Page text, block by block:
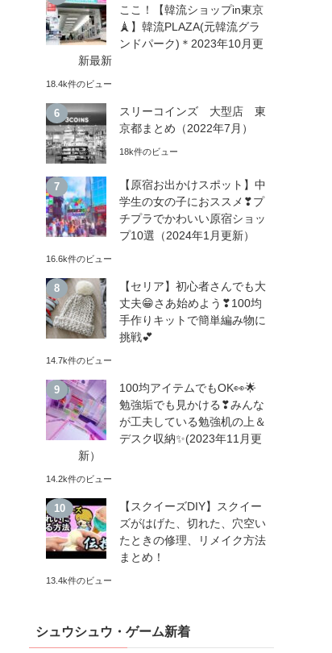
ここ！【韓流ショップin東京
🗼】韓流PLAZA(元韓流グラ
ンドパーク)＊2023年10月更
新最新
18.4k件のビュー
スリーコインズ 大型店 東
京都まとめ（2022年7月）
18k件のビュー
【原宿お出かけスポット】中
学生の女の子におススメ❣プ
チプラでかわいい原宿ショッ
プ10選（2024年1月更新）
16.6k件のビュー
【セリア】初心者さんでも大
丈夫😁さあ始めよう❣100均
手作りキットで簡単編み物に
挑戦💕
14.7k件のビュー
100均アイテムでもOK👀🌟
勉強垢でも見かける❣みんな
が工夫している勉強机の上＆
デスク収納✨(2023年11月更
新）
14.2k件のビュー
【スクイーズDIY】スクイー
ズがはげた、切れた、穴空い
たときの修理、リメイク方法
まとめ！
13.4k件のビュー
シュウシュウ・ゲーム新着